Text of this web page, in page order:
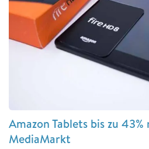
Amazon Tablets bis zu
MediaMarkt